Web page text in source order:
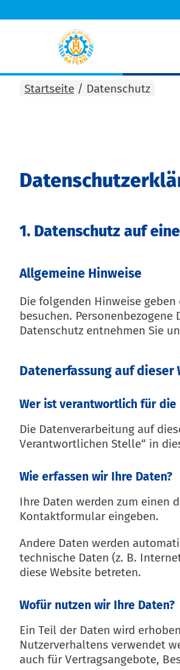
Startseite / Datenschutz
1. Datenschutz auf
Allgemeine Hinweise
Die folgenden Hinweise
besuchen.
Datenschutz entnehmen Sie
Datenerfassung auf dieser
Wer ist verantwortlich für die
Die Datenverarbeitung auf
Verantwortlichen Stelle“ in
Wie erfassen wir Ihre Daten?
Ihre Daten werden zum einen
Kontaktformular eingeben.
Andere Daten werden
technische Daten (z. B.
diese Website betreten.
Wofür nutzen wir Ihre Daten?
Ein Teil der Daten wird
Nutzerverhaltens verwendet
auch für Vertragsangebote,